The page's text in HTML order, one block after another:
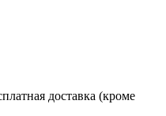
доставка (кроме